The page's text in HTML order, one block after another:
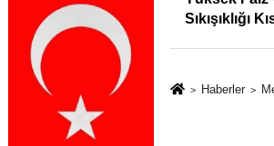
%31,75;
%50,49 olarak
Sıkışıklığı
Haberler